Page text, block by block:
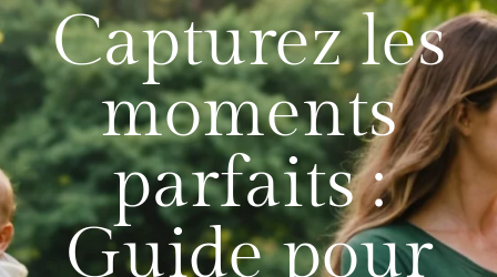
Capturez les
moments
parfaits :
Guide pour